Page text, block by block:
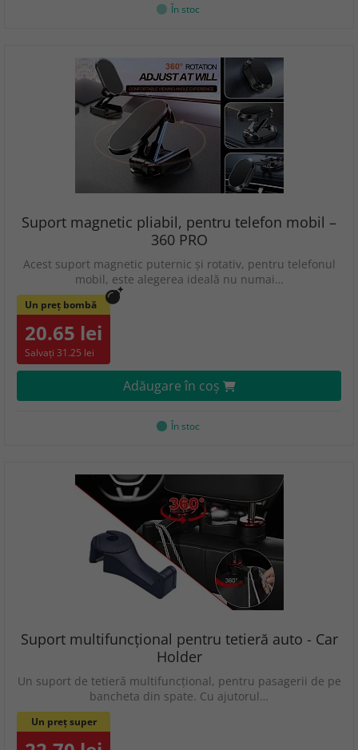
În stoc
Suport magnetic pliabil, pentru telefon mobil –
360 PRO
Acest suport magnetic puternic și rotativ, pentru telefonul
mobil, este alegerea ideală nu numai…
Un preț bombă
20.65 lei
Salvați 31.25 lei
Adăugare în coş
În stoc
Suport multifuncțional pentru tetieră auto - Car
Holder
Un suport de tetieră multifuncțional, pentru pasagerii de pe
bancheta din spate. Cu ajutorul…
Un preț super